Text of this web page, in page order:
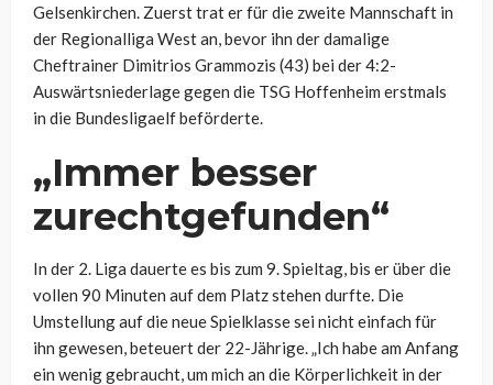
Gelsenkirchen. Zuerst trat er für die zweite Mannschaft in
der Regionalliga West an, bevor ihn der damalige
Cheftrainer Dimitrios Grammozis (43) bei der 4:2-
Auswärtsniederlage gegen die TSG Hoffenheim erstmals
in die Bundesligaelf beförderte.
„Immer besser
zurechtgefunden“
In der 2. Liga dauerte es bis zum 9. Spieltag, bis er über die
vollen 90 Minuten auf dem Platz stehen durfte. Die
Umstellung auf die neue Spielklasse sei nicht einfach für
ihn gewesen, beteuert der 22-Jährige. „Ich habe am Anfang
ein wenig gebraucht, um mich an die Körperlichkeit in der